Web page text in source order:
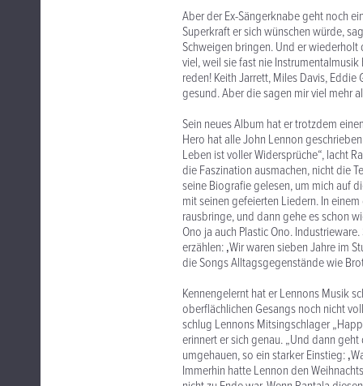
Aber der Ex-Sängerknabe geht noch
Superkraft er sich wünschen würde,
Schweigen bringen. Und er wiederholt
viel, weil sie fast nie
reden! Keith Jarrett, Miles Davis,
gesund. Aber die sagen mir viel mehr
Sein neues Album hat er trotzdem
Hero hat alle John Lennon
Leben ist voller Widersprüche“, lacht
die Faszination ausmachen, nicht die
seine Biografie gelesen, um mich auf
mit seinen gefeierten Liedern. In
rausbringe, und dann gehe es schon
Ono ja auch Plastic Ono.
erzählen: ‚Wir waren sieben Jahre im
die Songs Alltagsgegenstände wie
Kennengelernt hat er Lennons Musik
oberflächlichen Gesangs noch nicht
schlug Lennons Mitsingschlager
erinnert er sich genau. „Und dann geht
umgehauen, so ein starker Einstieg:
Immerhin hatte Lennon den